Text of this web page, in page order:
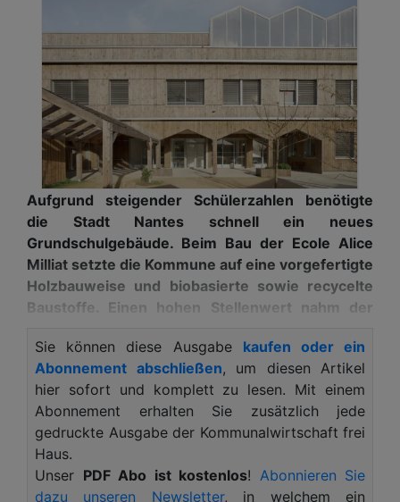
Aufgrund steigender Schülerzahlen benötigte
die Stadt Nantes schnell ein neues
Grundschulgebäude. Beim Bau der Ecole Alice
Milliat setzte die Kommune auf eine vorgefertigte
Holzbauweise und biobasierte sowie recycelte
Baustoffe. Einen hohen Stellenwert nahm der
umgesetzt wurde. Um auch den Notausstieg
über die Fassade sicherzustellen, wurden die
Raffstoren der Notausgangsfenster mit Warema
SecuKit ausgestattet.
Die neuen Räumlichkeiten der Grund- und
Vorschule in Nantes sollten auf dem schmalen
Grundstück im Süden der Stadt auf einem
Sie können diese Ausgabe kaufen oder ein
Abonnement abschließen, um diesen Artikel
hier sofort und komplett zu lesen. Mit einem
Abonnement erhalten Sie zusätzlich jede
gedruckte Ausgabe der Kommunalwirtschaft frei
Haus.
Unser PDF Abo ist kostenlos! Abonnieren Sie
dazu unseren Newsletter, in welchem ein